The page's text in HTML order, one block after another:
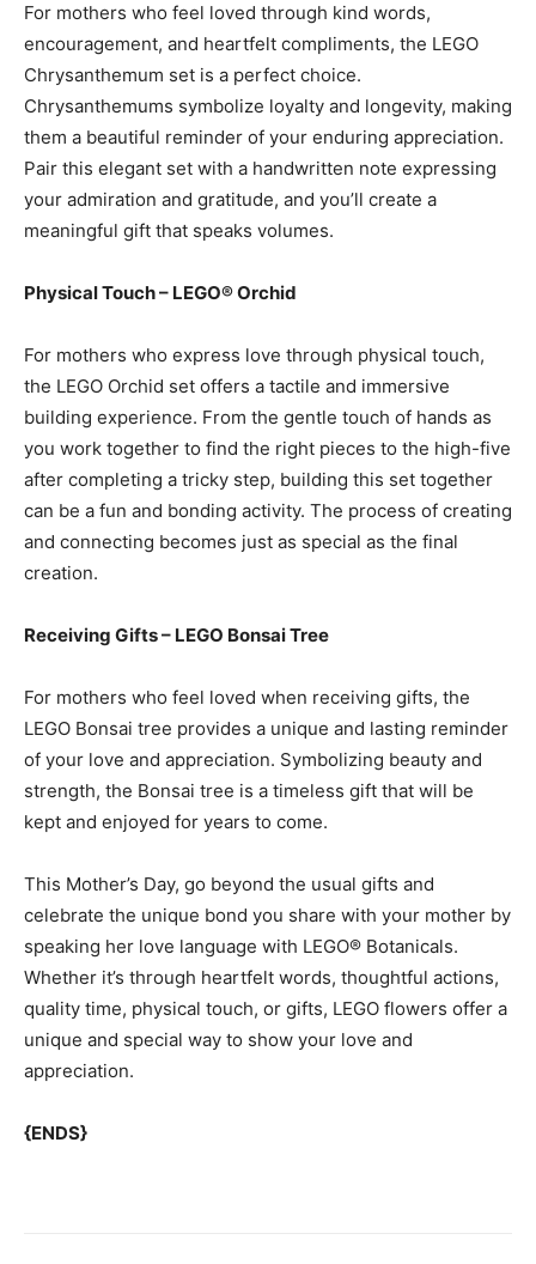
For mothers who feel loved through kind words,
encouragement, and heartfelt compliments, the LEGO
Chrysanthemum set is a perfect choice.
Chrysanthemums symbolize loyalty and longevity, making
them a beautiful reminder of your enduring appreciation.
Pair this elegant set with a handwritten note expressing
your admiration and gratitude, and you’ll create a
meaningful gift that speaks volumes.
Physical Touch – LEGO® Orchid
For mothers who express love through physical touch,
the LEGO Orchid set offers a tactile and immersive
building experience. From the gentle touch of hands as
you work together to find the right pieces to the high-five
after completing a tricky step, building this set together
can be a fun and bonding activity. The process of creating
and connecting becomes just as special as the final
creation.
Receiving Gifts – LEGO Bonsai Tree
For mothers who feel loved when receiving gifts, the
LEGO Bonsai tree provides a unique and lasting reminder
of your love and appreciation. Symbolizing beauty and
strength, the Bonsai tree is a timeless gift that will be
kept and enjoyed for years to come.
This Mother’s Day, go beyond the usual gifts and
celebrate the unique bond you share with your mother by
speaking her love language with LEGO® Botanicals.
Whether it’s through heartfelt words, thoughtful actions,
quality time, physical touch, or gifts, LEGO flowers offer a
unique and special way to show your love and
appreciation.
{ENDS}